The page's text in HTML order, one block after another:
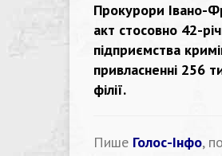
Прокурори Івано-
акт стосовно 42-
підприємства
привласненні 256
філії.
Пише Голос-Інфо,